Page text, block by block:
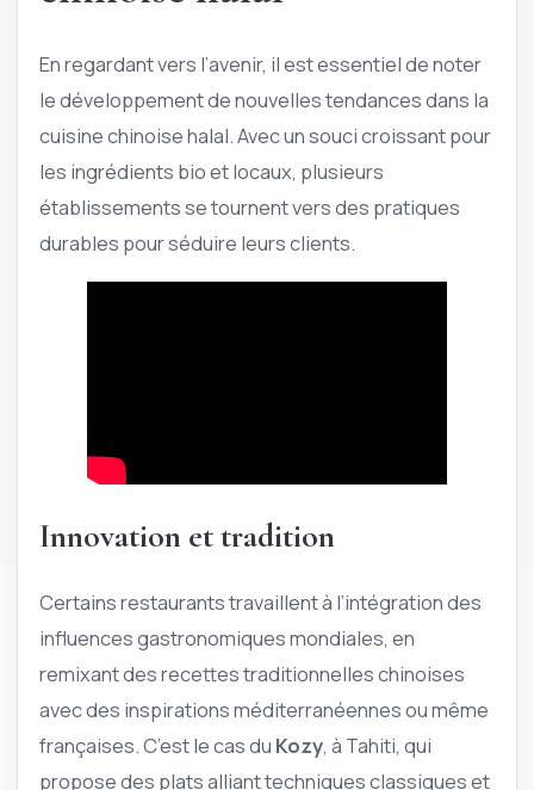
En regardant vers l’avenir, il est essentiel de noter
le développement de nouvelles tendances dans la
cuisine chinoise halal. Avec un souci croissant pour
les ingrédients bio et locaux, plusieurs
établissements se tournent vers des pratiques
durables pour séduire leurs clients.
Innovation et tradition
Certains restaurants travaillent à l’intégration des
influences gastronomiques mondiales, en
remixant des recettes traditionnelles chinoises
avec des inspirations méditerranéennes ou même
françaises. C’est le cas du Kozy, à Tahiti, qui
propose des plats alliant techniques classiques et